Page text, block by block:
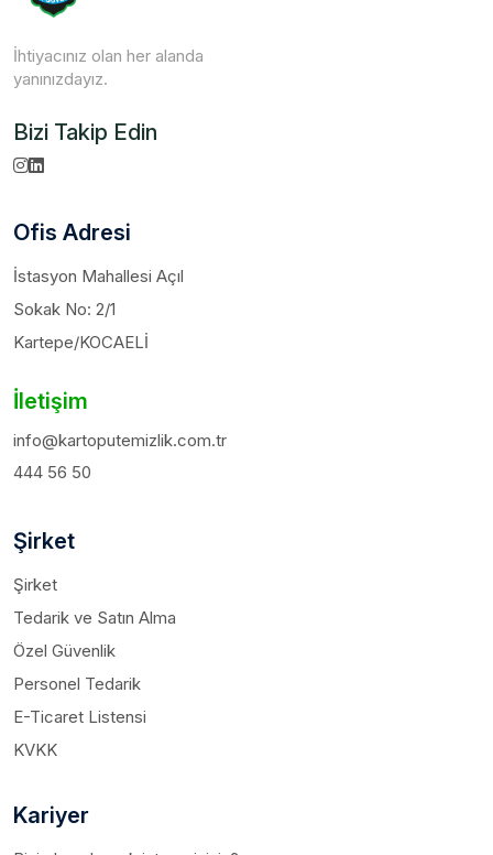
İhtiyacınız olan her alanda
yanınızdayız.
Bizi Takip Edin
Ofis Adresi
İstasyon Mahallesi Açıl
Sokak No: 2/1
Kartepe/KOCAELİ
İletişim
info@kartoputemizlik.com.tr
444 56 50
Şirket
Şirket
Tedarik ve Satın Alma
Özel Güvenlik
Personel Tedarik
E-Ticaret Listensi
KVKK
Kariyer